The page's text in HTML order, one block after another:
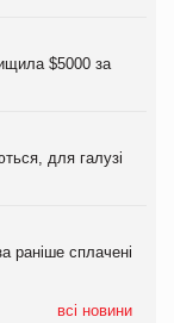
$5000 за
для галузі
раніше сплачені
всі новини
на
для галузі
раніше сплачені
штучного